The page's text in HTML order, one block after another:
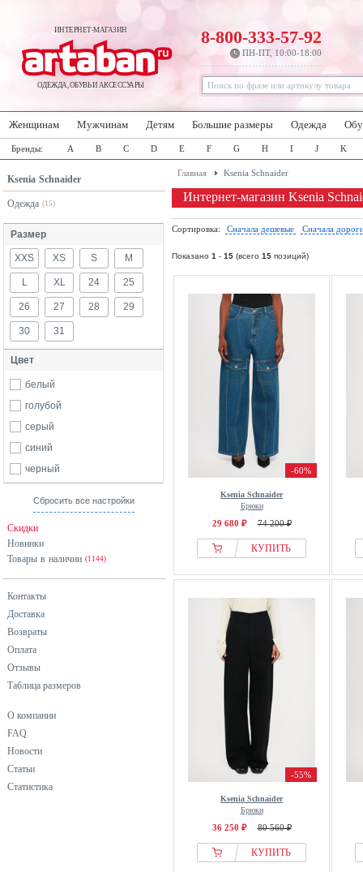
ИНТЕРНЕТ-МАГАЗИН
ОДЕЖДА, ОБУВЬ И АКСЕССУАРЫ
8-800-333-57-92
ПН-ПТ, 10:00-18:00
Женщинам Мужчинам Детям Большие размеры Одежда
Бренды: A B C D E F G H I J K
Ksenia Schnaider
Одежда (15)
Размер
XXS XS S M
L XL 24 25
26 27 28 29
30 31
Цвет
белый
голубой
серый
синий
черный
Сбросить все настройки
Скидки
Новинки
Товары в наличии (1144)
Контакты
Доставка
Возвраты
Оплата
Отзывы
Таблица размеров
О компании
FAQ
Новости
Статьи
Статистика
Главная Ksenia Schnaider
Интернет-магазин Ksenia
Сортировка: Сначала дешевые Сначала
Показано 1 - 15 (всего 15 позиций)
-60%
Ksenia Schnaider
Брюки
29 680 ₽ 74 200 ₽
КУПИТЬ
-55%
Ksenia Schnaider
Брюки
36 250 ₽ 80 560 ₽
КУПИТЬ